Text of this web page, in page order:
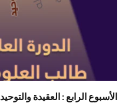
الأسبوع الرابع : العقيدة والتوحيد